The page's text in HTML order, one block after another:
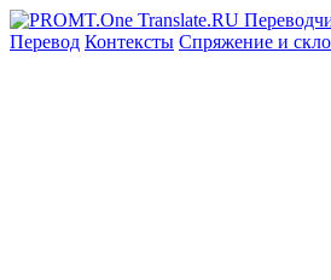
Перевод Контексты Спряжение и